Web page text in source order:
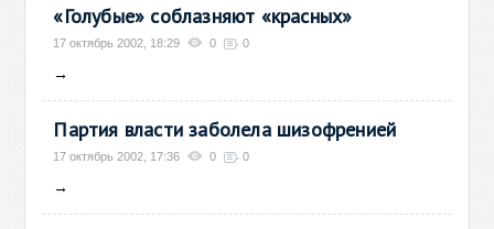
«Голубые» соблазняют «красных»
17 октябрь 2002, 18:29 0 0
→
Партия власти заболела шизофренией
17 октябрь 2002, 17:36 0 0
→